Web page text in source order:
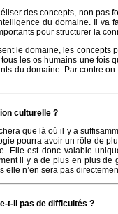
des concepts, non pas
du domaine. Il
pour structurer la
le domaine, les
les os humains une fois
du domaine. Par contre
culturelle ?
que là où il y a
pourra avoir un rôle de
Elle est donc valable
il y a de plus en plus
n’en sera pas
t-il pas de difficultés ?